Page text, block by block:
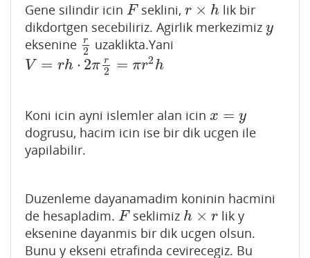
Gene silindir icin F
F seklini,r × h
r× h
lik bir
dikdortgen secebiliriz. Agirlik merkezimiz y
y
eksenine
r
2
r2 uzaklikta.Yani
V = rh ⋅ 2π r
2 = πr2 h
V= rh 2πr 2 =πr2 h
Koni icin ayni islemler alan icin x = y
x= y
dogrusu, hacim icin ise bir dik ucgen ile
yapilabilir.
Duzenleme dayanamadim koninin hacmini
de hesapladim. F
F seklimiz h × r
h×r
lik y
eksenine dayanmis bir dik ucgen olsun.
Bunu y ekseni etrafinda cevirecegiz. Bu